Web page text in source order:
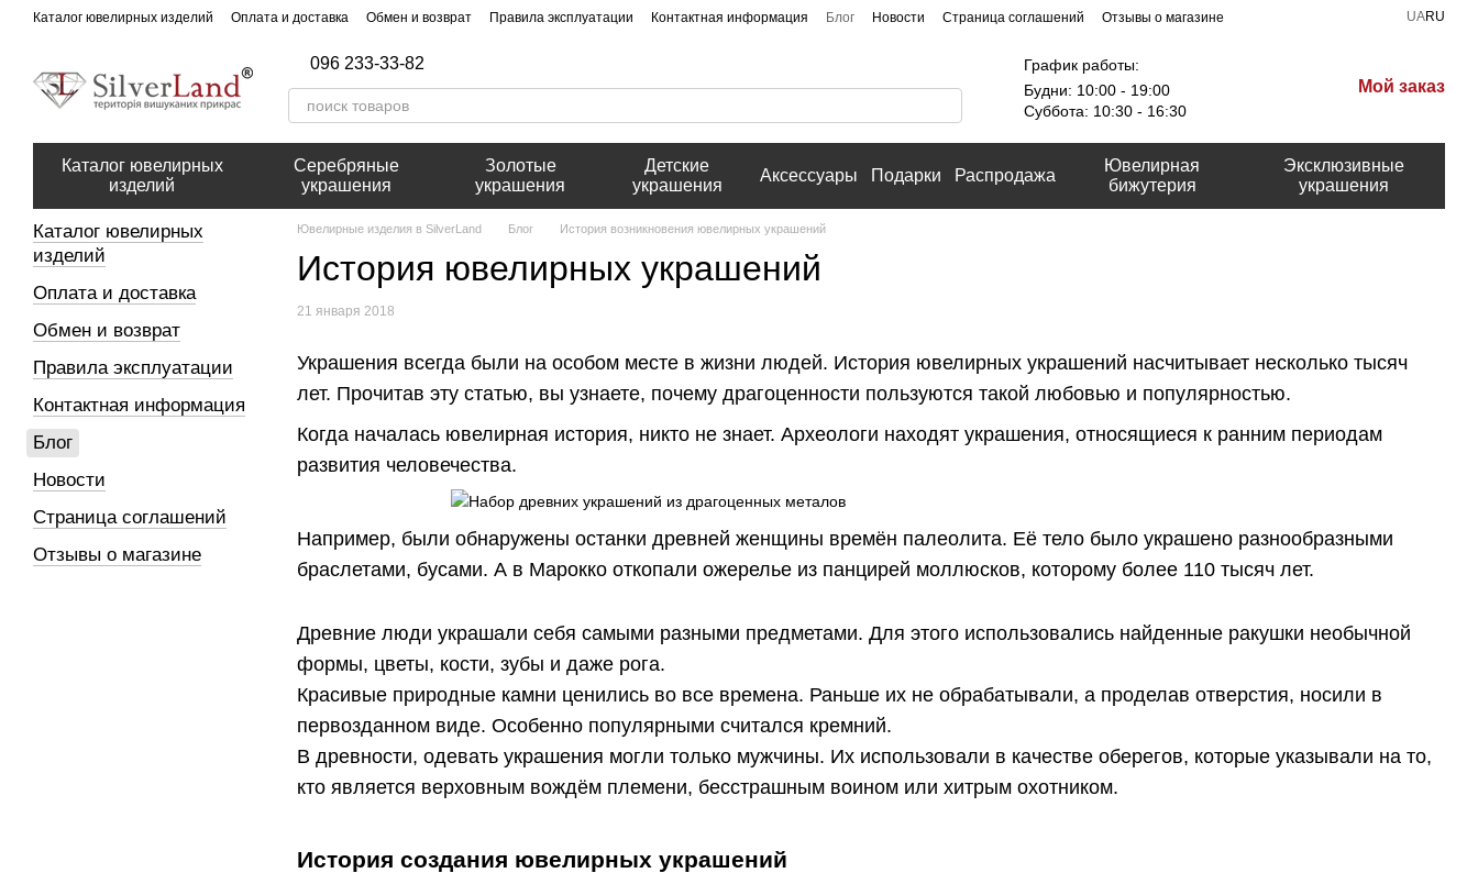
Перейти к основному контенту
Каталог ювелирных изделий Оплата и доставка Обмен и возврат Правила эксплуатации Контактная информация Блог Новости Страница соглашений Отзывы о магазине UARU
096 233-33-82
График работы:
Будни: 10:00 - 19:00
Суббота: 10:30 - 16:30
Мой заказ
Каталог ювелирных
изделий
Серебряные
украшения
Золотые
украшения
Детские
украшения
Аксессуары Подарки Распродажа
Ювелирная
бижутерия
Эксклюзивные
украшения
Ювелирные изделия в SilverLand Блог История возникновения ювелирных украшений
История ювелирных украшений
21 января 2018
Украшения всегда были на особом месте в жизни людей. История ювелирных украшений насчитывает несколько тысяч
лет. Прочитав эту статью, вы узнаете, почему драгоценности пользуются такой любовью и популярностью.
Когда началась ювелирная история, никто не знает. Археологи находят украшения, относящиеся к ранним периодам
развития человечества.
Например, были обнаружены останки древней женщины времён палеолита. Её тело было украшено разнообразными
браслетами, бусами. А в Марокко откопали ожерелье из панцирей моллюсков, которому более 110 тысяч лет.
Древние люди украшали себя самыми разными предметами. Для этого использовались найденные ракушки необычной
формы, цветы, кости, зубы и даже рога.
Красивые природные камни ценились во все времена. Раньше их не обрабатывали, а проделав отверстия, носили в
первозданном виде. Особенно популярными считался кремний.
В древности, одевать украшения могли только мужчины. Их использовали в качестве оберегов, которые указывали на то,
кто является верховным вождём племени, бесстрашным воином или хитрым охотником.
История создания ювелирных украшений
Каталог ювелирных
изделий
Оплата и доставка
Обмен и возврат
Правила эксплуатации
Контактная информация
Блог
Новости
Страница соглашений
Отзывы о магазине